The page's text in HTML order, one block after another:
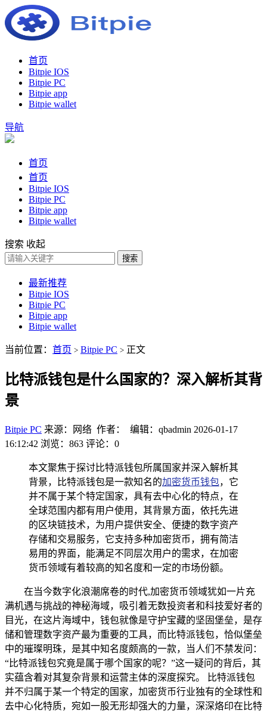
首页
Bitpie IOS
Bitpie PC
Bitpie app
Bitpie wallet
导航
首页
首页
Bitpie IOS
Bitpie PC
Bitpie app
Bitpie wallet
搜索 收起
搜索
最新推荐
Bitpie IOS
Bitpie PC
Bitpie app
Bitpie wallet
当前位置： 首页 > Bitpie PC > 正文
比特派钱包是什么国家的？深入解析其背
景
Bitpie PC 来源：网络 作者： 编辑：qbadmin 2026-01-17
16:12:42 浏览：863 评论：0
本文聚焦于探讨比特派钱包所属国家并深入解析其
背景，比特派钱包是一款知名的加密货币钱包，它
并不属于某个特定国家，具有去中心化的特点，在
全球范围内都有用户使用，其背景方面，依托先进
的区块链技术，为用户提供安全、便捷的数字资产
存储和交易服务，它支持多种加密货币，拥有简洁
易用的界面，能满足不同层次用户的需求，在加密
货币领域有着较高的知名度和一定的市场份额。
在当今数字化浪潮席卷的时代,加密货币领域犹如一片充
满机遇与挑战的神秘海域，吸引着无数投资者和科技爱好者的
目光，在这片海域中，钱包就像是守护宝藏的坚固堡垒，是存
储和管理数字资产最为重要的工具，而比特派钱包，恰似堡垒
中的璀璨明珠，是其中知名度颇高的一款，当人们不禁发问：
“比特派钱包究竟是属于哪个国家的呢？”这一疑问的背后，其
实蕴含着对其复杂背景和运营主体的深度探究。 比特派钱包
并不归属于某一个特定的国家，加密货币行业独有的全球性和
去中心化特质，宛如一股无形却强大的力量，深深烙印在比特